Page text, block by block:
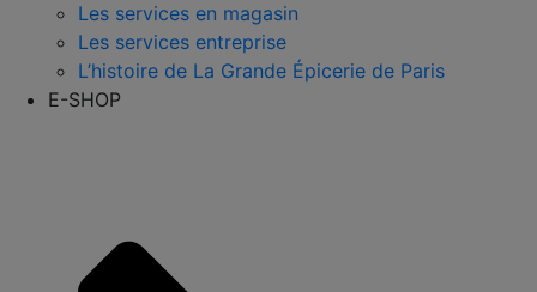
Les services en magasin
Les services entreprise
L’histoire de La Grande Épicerie de Paris
E-SHOP